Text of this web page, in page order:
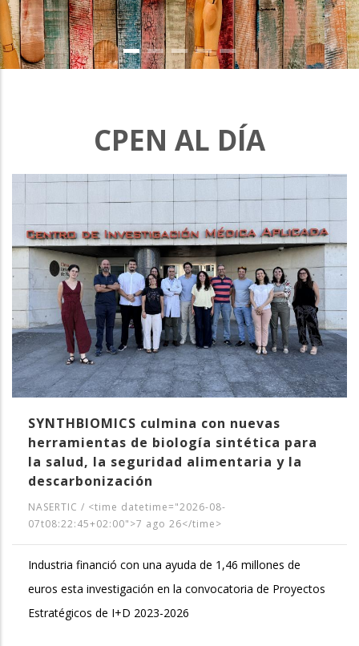
CPEN AL DÍA
SYNTHBIOMICS culmina con nuevas
herramientas de biología sintética para
la salud, la seguridad alimentaria y la
descarbonización
NASERTIC / <time datetime="2026-08-
07t08:22:45+02:00">7 ago 26</time>
Industria financió con una ayuda de 1,46 millones de
euros esta investigación en la convocatoria de Proyectos
Estratégicos de I+D 2023-2026